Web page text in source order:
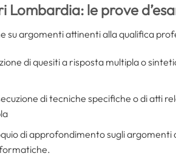
Lombardia: le prove
su argomenti attinenti alla qualifica
di quesiti a risposta multipla o
di tecniche specifiche o di atti
di approfondimento sugli argomenti